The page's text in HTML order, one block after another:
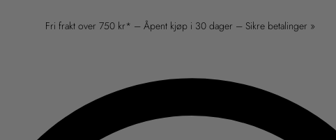
Fri frakt over 750 kr* – Åpent kjøp i 30 dager – Sikre betalinger »